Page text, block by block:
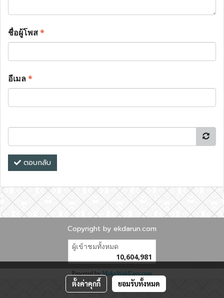
ชื่อผู้โพส*
อีเมล*
ตอบกลับ
Copyright by ekdarun.com
ผู้เข้าชมทั้งหมด
10,604,981
Powered byMakeWebEasy.com
ตั้งค่าคุกกี้ ยอมรับทั้งหมด